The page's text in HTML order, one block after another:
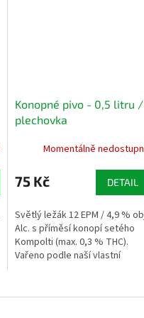
Konopné pivo - 0,5 litru /
plechovka
Momentálně
75 Kč DETAIL
Světlý ležák 12 EPM / 4,9 %
Alc. s příměsí konopí setého
Kompolti (max. 0,3 % THC).
Vařeno podle naší vlastní